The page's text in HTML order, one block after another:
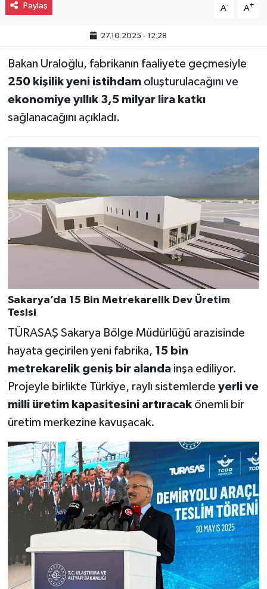
Paylaş A- A+
27.10.2025 - 12:28
Bakan Uraloğlu, fabrikanın faaliyete geçmesiyle
250 kişilik yeni istihdamoluşturulacağını ve
ekonomiye yıllık 3,5 milyar lira katkı
sağlanacağını açıkladı.
Sakarya’da 15 Bin Metrekarelik Dev Üretim
Tesisi
TÜRASAŞ Sakarya Bölge Müdürlüğü arazisinde
hayata geçirilen yeni fabrika, 15 bin
metrekarelik geniş bir alandainşa ediliyor.
Projeyle birlikte Türkiye, raylı sistemlerde yerli ve
milli üretim kapasitesini artıracakönemli bir
üretim merkezine kavuşacak.